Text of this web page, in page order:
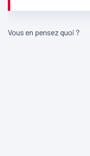
Vous en pensez quoi ?